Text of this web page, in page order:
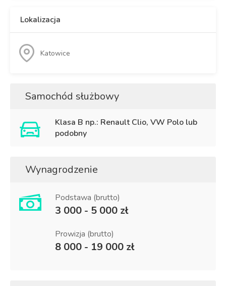
Lokalizacja
Katowice
Samochód służbowy
Klasa B np.: Renault Clio, VW Polo lub
podobny
Wynagrodzenie
Podstawa (brutto)
3 000 - 5 000 zł
Prowizja (brutto)
8 000 - 19 000 zł